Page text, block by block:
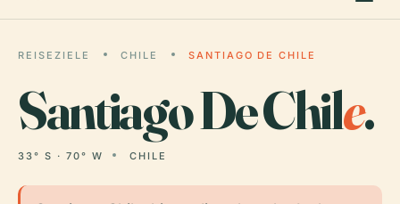
REISEZIELE CHILE SANTIAGO DE CHILE
Santiago De Chile.
33° S · 70° W CHILE